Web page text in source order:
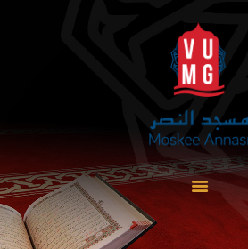
Over ons
Onderwijs
Vrouwencommissie